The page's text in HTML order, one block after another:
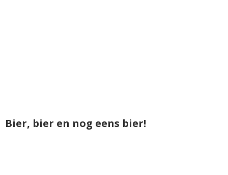
Bier, bier en nog eens bier!